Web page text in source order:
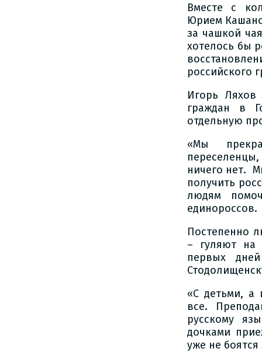
Вместе с
Юрием
за чашкой
хотелось бы
российского
Игорь Ляхов
граждан в
отдельную
«Мы
ничего нет.
получить
людям
единороссов.
Постепенно
– гуляют на
первых
«С детьми, а
все.
русскому
дочками
уже не